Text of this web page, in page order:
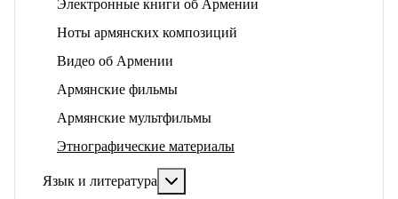
Электронные книги об Армении
Ноты армянских композиций
Видео об Армении
Армянские фильмы
Армянские мультфильмы
Этнографические материалы
Язык и литература